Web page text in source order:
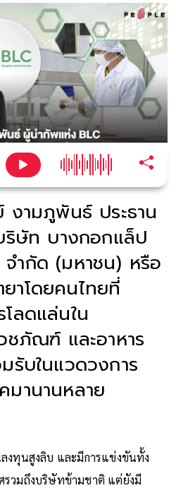
ามภูพันธ์ ประธาน
ริษัท บางกอกแล็ป
ำกัด (มหาชน) หรือ
าโดยคนไทยที่
ลดแล่นใน
ชภัณฑ์ และอาหาร
รับในแวดวงการ
มานานหลาย
งทุนสูงลิบ และมีการแข่งขันทั้ง
รวมถึงบริษัทข้ามชาติ แต่ยังมี